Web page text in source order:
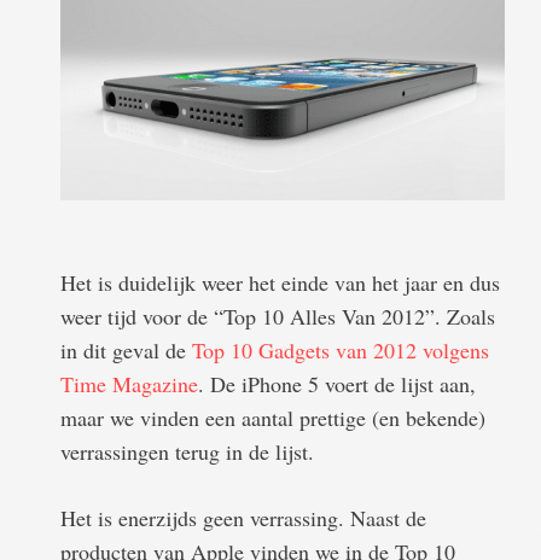
Het is duidelijk weer het einde van het jaar en dus
weer tijd voor de “Top 10 Alles Van 2012”. Zoals
in dit geval de Top 10 Gadgets van 2012 volgens
Time Magazine. De iPhone 5 voert de lijst aan,
maar we vinden een aantal prettige (en bekende)
verrassingen terug in de lijst.
Het is enerzijds geen verrassing. Naast de
producten van Apple vinden we in de Top 10